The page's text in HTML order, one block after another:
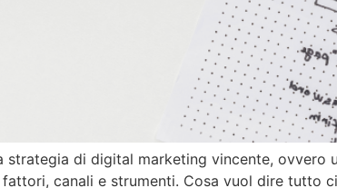
di digital marketing vincente, ovvero
canali e strumenti. Cosa vuol dire tutto